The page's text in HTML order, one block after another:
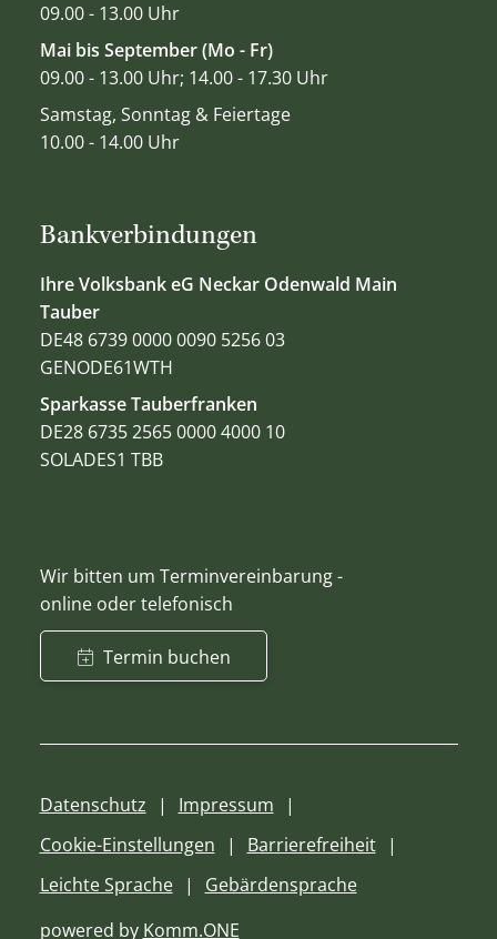
Bankverbindungen
Ihre Volksbank eG Neckar Odenwald Main
Tauber
DE48 6739 0000 0090 5256 03
GENODE61WTH
Sparkasse Tauberfranken
DE28 6735 2565 0000 4000 10
SOLADES1 TBB
Wir bitten um Terminvereinbarung -
online oder telefonisch
Termin buchen
09.00 - 13.00 Uhr
Mai bis September (Mo - Fr)
09.00 - 13.00 Uhr; 14.00 - 17.30 Uhr
Samstag, Sonntag & Feiertage
10.00 - 14.00 Uhr
Datenschutz
Impressum
Cookie-Einstellungen
Barrierefreiheit
Leichte Sprache
Gebärdensprache
powered by Komm.ONE